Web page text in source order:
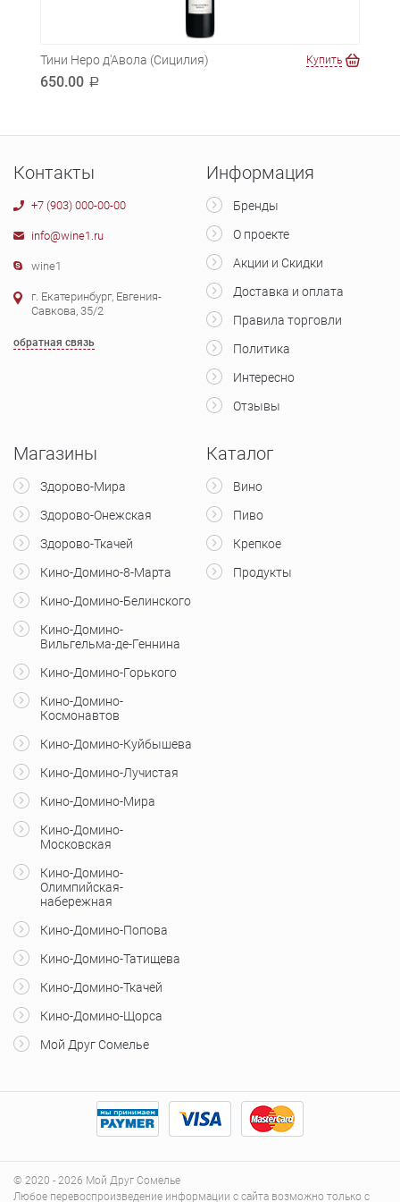
Тини Неро д'Авола (Сицилия)
650.00 a
Купить
Контакты
+7 (903) 000-00-00
info@wine1.ru
wine1
г. Екатеринбург, Евгения-
Савкова, 35/2
обратная связь
Информация
Бренды
О проекте
Акции и Скидки
Доставка и оплата
Правила торговли
Политика
Интересно
Отзывы
Магазины
Здорово-Мира
Здорово-Онежская
Здорово-Ткачей
Кино-Домино-8-Марта
Кино-Домино-Белинского
Кино-Домино-
Вильгельма-де-Геннина
Кино-Домино-Горького
Кино-Домино-
Космонавтов
Кино-Домино-Куйбышева
Кино-Домино-Лучистая
Кино-Домино-Мира
Кино-Домино-
Московская
Кино-Домино-
Олимпийская-
набережная
Кино-Домино-Попова
Кино-Домино-Татищева
Кино-Домино-Ткачей
Кино-Домино-Щорса
Мой Друг Сомелье
Каталог
Вино
Пиво
Крепкое
Продукты
© 2020 - 2026 Мой Друг Сомелье
Любое перевоспроизведение информации с сайта возможно только с